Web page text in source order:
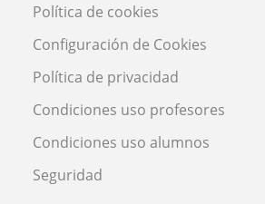
Política de cookies
Configuración de Cookies
Política de privacidad
Condiciones uso profesores
Condiciones uso alumnos
Seguridad